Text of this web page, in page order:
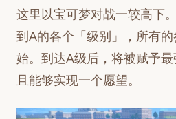
这里以宝可梦对战一较高下
到A的各个「级别」，所有
始。到达A级后，将被赋予
且能够实现一个愿望。